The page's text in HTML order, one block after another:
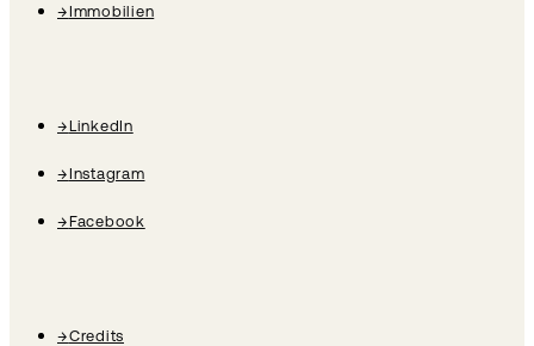
→Immobilien
→LinkedIn
→Instagram
→Facebook
→Credits